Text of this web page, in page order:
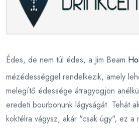
Édes, de nem túl édes, a Jim Beam
mézédességgel rendelkezik, amely
melegítő édessége átragyogjon
eredeti bourbonunk lágyságát. Tehát
koktélra vágysz, akár "csak úgy", ez a